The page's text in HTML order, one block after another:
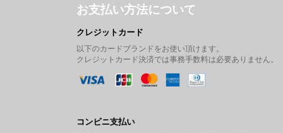
お支払い方法について
クレジットカード
以下のカードブランドをお使い頂けます。
クレジットカード決済では事務手数料は必要ありません。
コンビニ支払い